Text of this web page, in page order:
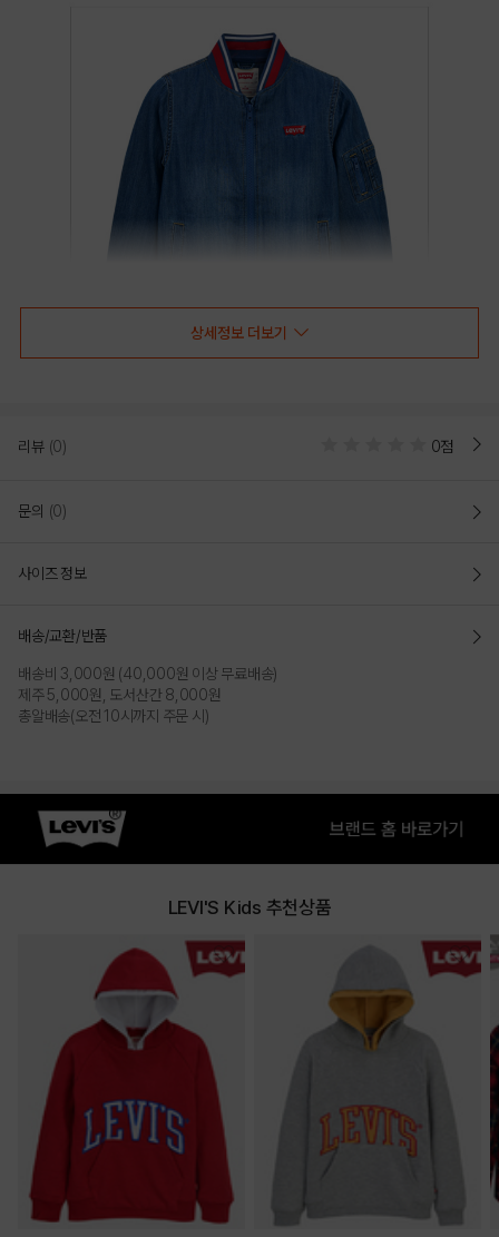
상세정보 더보기
리뷰 (0) 0점
문의 (0)
사이즈 정보
배송/교환/반품
배송비 3,000원 (40,000원 이상 무료배송)
제주 5,000원, 도서산간 8,000원
총알배송(오전 10시까지 주문 시)
LEVI'S Kids 추천상품